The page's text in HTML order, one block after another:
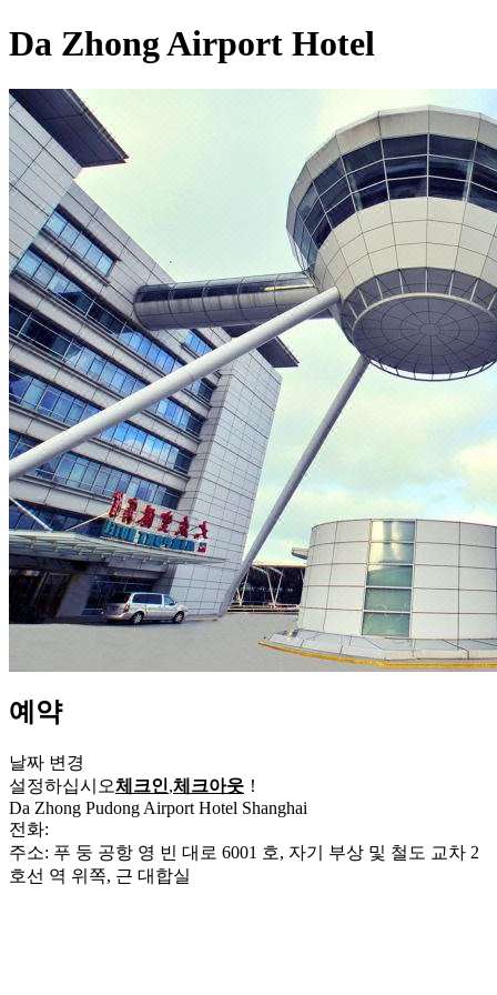
Da Zhong Airport Hotel
예약
날짜 변경
설정하십시오체크인,체크아웃 ！
Da Zhong Pudong Airport Hotel Shanghai
전화:
주소: 푸 둥 공항 영 빈 대로 6001 호, 자기 부상 및 철도 교차 2
호선 역 위쪽, 근 대합실